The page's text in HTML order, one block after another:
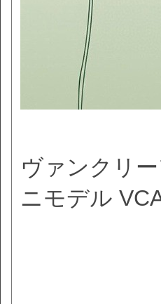
ヴァンクリ
ニモデル